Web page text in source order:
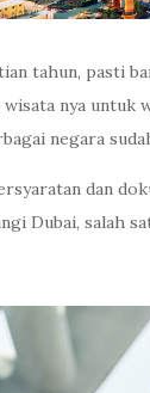
tahun, pasti
nya untuk
negara
dan
Dubai, salah